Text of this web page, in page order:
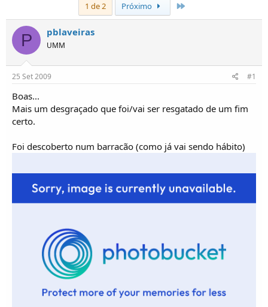
c
i
d
d
e
ó
p
c
a
d
e
1 de 2
Próximo
P pblaveiras
UMM
25 Set 2009 #1
Boas...
Mais um desgraçado que foi/vai ser resgatado de um fim
certo.
Foi descoberto num barracão (como já vai sendo hábito)